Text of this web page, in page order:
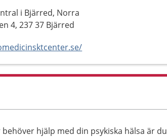
i Bjärred, Norra
4, 237 37 Bjärred
hjälp med din psykiska hälsa är du